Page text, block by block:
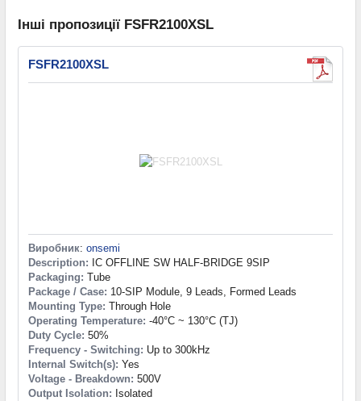
Інші пропозиції FSFR2100XSL
FSFR2100XSL
Виробник: onsemi
Description: IC OFFLINE SW HALF-BRIDGE 9SIP
Packaging: Tube
Package / Case: 10-SIP Module, 9 Leads, Formed Leads
Mounting Type: Through Hole
Operating Temperature: -40°C ~ 130°C (TJ)
Duty Cycle: 50%
Frequency - Switching: Up to 300kHz
Internal Switch(s): Yes
Voltage - Breakdown: 500V
Output Isolation: Isolated